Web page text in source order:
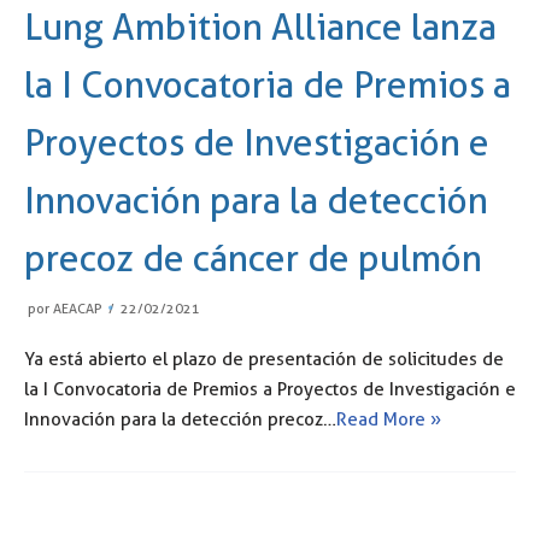
Lung Ambition Alliance lanza
la I Convocatoria de Premios a
Proyectos de Investigación e
Innovación para la detección
precoz de cáncer de pulmón
por AEACAP 22/02/2021
Ya está abierto el plazo de presentación de solicitudes de
la I Convocatoria de Premios a Proyectos de Investigación e
Innovación para la detección precoz…Read More »